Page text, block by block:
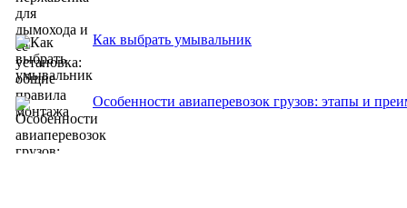
Как выбрать умывальник
Особенности авиаперевозок грузов: этапы и